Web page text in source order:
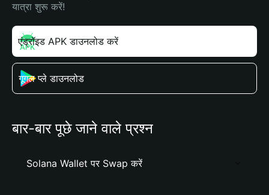
यात्रा शुरू करें!
एंड्रॉइड APK डाउनलोड करें
गूगल प्ले डाउनलोड
बार-बार पूछे जाने वाले प्रश्न
Solana Wallet पर Swap करें